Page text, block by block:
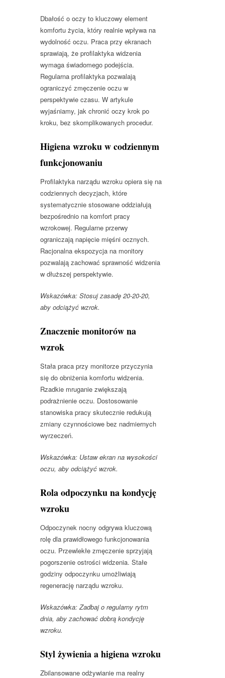
Dbałość o oczy to kluczowy element
komfortu życia, który realnie wpływa na
wydolność oczu. Praca przy ekranach
sprawiają, że profilaktyka widzenia
wymaga świadomego podejścia.
Regularna profilaktyka pozwalają
ograniczyć zmęczenie oczu w
perspektywie czasu. W artykule
wyjaśniamy, jak chronić oczy krok po
kroku, bez skomplikowanych procedur.
Higiena wzroku w codziennym
funkcjonowaniu
Profilaktyka narządu wzroku opiera się na
codziennych decyzjach, które
systematycznie stosowane oddziałują
bezpośrednio na komfort pracy
wzrokowej. Regularne przerwy
ograniczają napięcie mięśni ocznych.
Racjonalna ekspozycja na monitory
pozwalają zachować sprawność widzenia
w dłuższej perspektywie.
Wskazówka: Stosuj zasadę 20-20-20,
aby odciążyć wzrok.
Znaczenie monitorów na
wzrok
Stała praca przy monitorze przyczynia
się do obniżenia komfortu widzenia.
Rzadkie mruganie zwiększają
podrażnienie oczu. Dostosowanie
stanowiska pracy skutecznie redukują
zmiany czynnościowe bez nadmiernych
wyrzeczeń.
Wskazówka: Ustaw ekran na wysokości
oczu, aby odciążyć wzrok.
Rola odpoczynku na kondycję
wzroku
Odpoczynek nocny odgrywa kluczową
rolę dla prawidłowego funkcjonowania
oczu. Przewlekłe zmęczenie sprzyjają
pogorszenie ostrości widzenia. Stałe
godziny odpoczynku umożliwiają
regenerację narządu wzroku.
Wskazówka: Zadbaj o regularny rytm
dnia, aby zachować dobrą kondycję
wzroku.
Styl żywienia a higiena wzroku
Zbilansowane odżywianie ma realny